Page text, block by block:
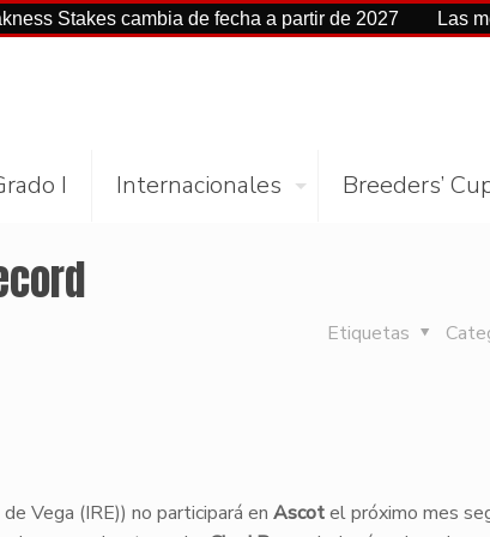
cambia de fecha a partir de 2027 Las mejores
I Internacionales Breeders’
Etiquetas
Vega (IRE)) no participará en Ascotel próximo mes